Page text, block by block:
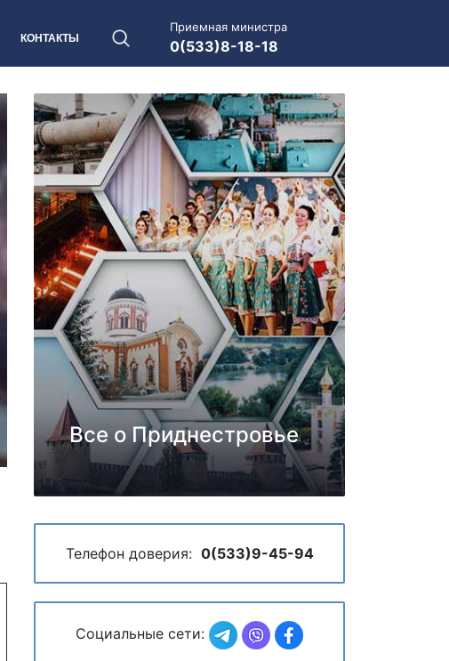
КОНТАКТЫ
Приемная министра
0(533)8-18-18
Все о Приднестровье
Телефон доверия: 0(533)9-45-94
Социальные сети: